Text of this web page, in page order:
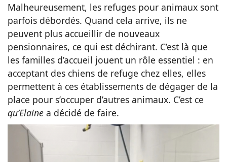
Malheureusement, les refuges pour animaux sont
parfois débordés. Quand cela arrive, ils ne
peuvent plus accueillir de nouveaux
pensionnaires, ce qui est déchirant. C’est là que
les familles d’accueil jouent un rôle essentiel : en
acceptant des chiens de refuge chez elles, elles
permettent à ces établissements de dégager de la
place pour s’occuper d’autres animaux. C’est ce
qu’Elaine a décidé de faire.